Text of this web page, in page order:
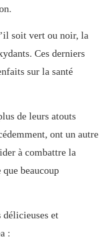
soit vert ou noir, la
Ces derniers
sur la santé
de leurs atouts
ont un autre
à combattre la
beaucoup
et
: